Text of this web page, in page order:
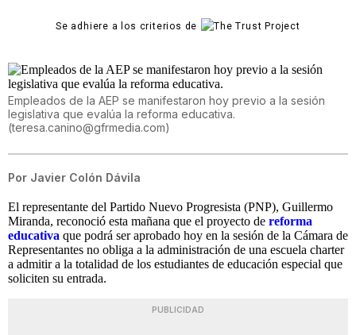
Se adhiere a los criterios de
Empleados de la AEP se manifestaron hoy previo a la sesión
legislativa que evalúa la reforma educativa.
(teresa.canino@gfrmedia.com)
Por Javier Colón Dávila
El representante del Partido Nuevo Progresista (PNP), Guillermo
Miranda, reconoció esta mañana que el proyecto de reforma
educativa que podrá ser aprobado hoy en la sesión de la Cámara de
Representantes no obliga a la administración de una escuela charter
a admitir a la totalidad de los estudiantes de educación especial que
soliciten su entrada.
PUBLICIDAD